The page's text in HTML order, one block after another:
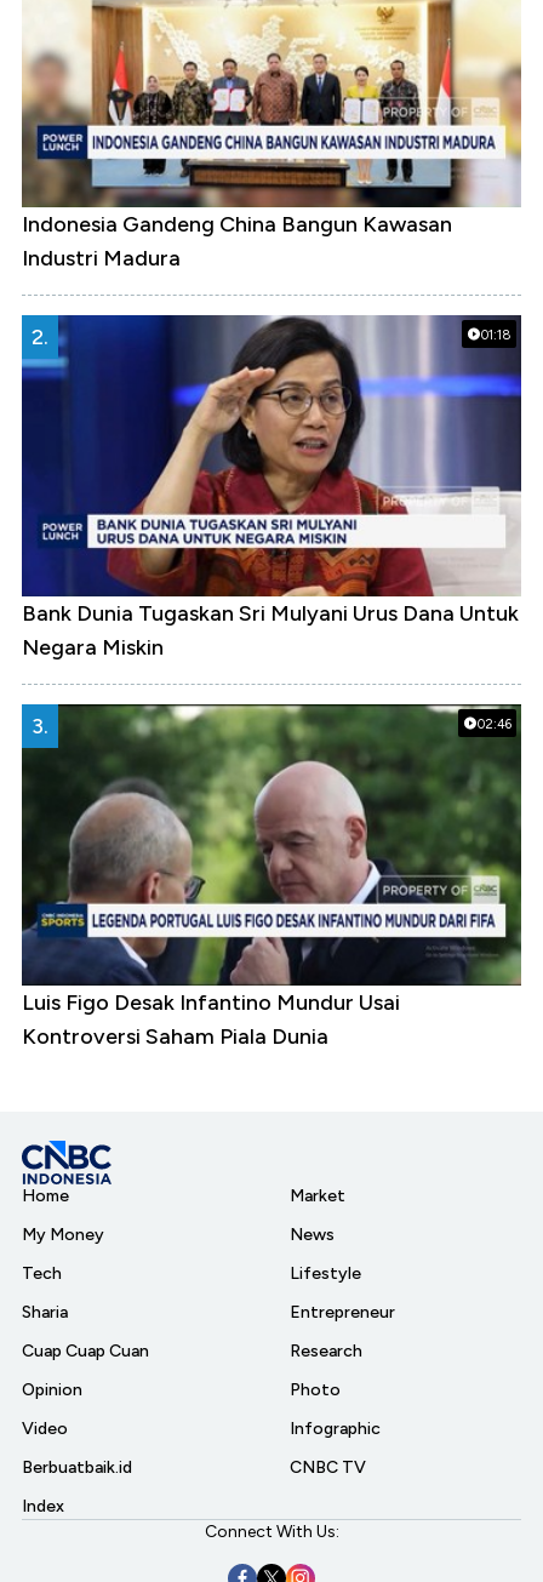
Indonesia Gandeng China Bangun Kawasan
Industri Madura
01:18
2.
Bank Dunia Tugaskan Sri Mulyani Urus Dana Untuk
Negara Miskin
02:46
3.
Luis Figo Desak Infantino Mundur Usai
Kontroversi Saham Piala Dunia
Home
My Money
Tech
Sharia
Cuap Cuap Cuan
Opinion
Video
Berbuatbaik.id
Index
Market
News
Lifestyle
Entrepreneur
Research
Photo
Infographic
CNBC TV
Connect With Us: